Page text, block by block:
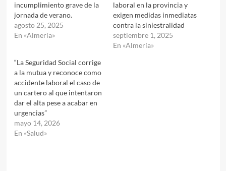
incumplimiento grave de la
jornada de verano.
agosto 25, 2025
En «Almería»
laboral en la provincia y
exigen medidas inmediatas
contra la siniestralidad
septiembre 1, 2025
En «Almería»
“La Seguridad Social corrige
a la mutua y reconoce como
accidente laboral el caso de
un cartero al que intentaron
dar el alta pese a acabar en
urgencias”
mayo 14, 2026
En «Salud»